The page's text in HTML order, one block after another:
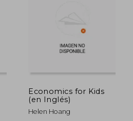
Economics for Kids
(en Inglés)
Helen Hoang